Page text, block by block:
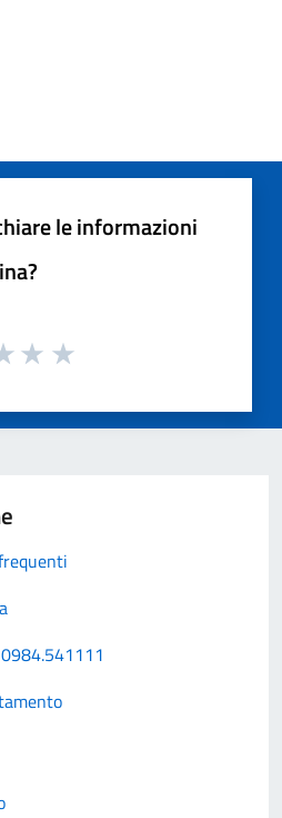
le informazioni